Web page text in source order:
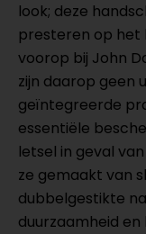
look; deze
presteren op het
voorop bij John
zijn daarop geen
geïntegreerde
essentiële
letsel in geval
ze gemaakt van
dubbelgestikte
duurzaamheid